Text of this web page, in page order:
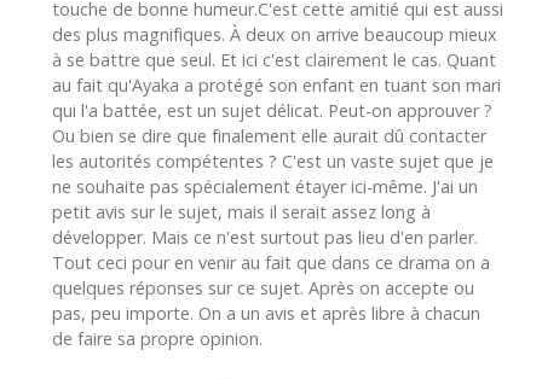
touche de bonne humeur.C'est cette amitié qui est aussi
des plus magnifiques. À deux on arrive beaucoup mieux
à se battre que seul. Et ici c'est clairement le cas. Quant
au fait qu'Ayaka a protégé son enfant en tuant son mari
qui l'a battée, est un sujet délicat. Peut-on approuver ?
Ou bien se dire que finalement elle aurait dû contacter
les autorités compétentes ? C'est un vaste sujet que je
ne souhaite pas spécialement étayer ici-même. J'ai un
petit avis sur le sujet, mais il serait assez long à
développer. Mais ce n'est surtout pas lieu d'en parler.
Tout ceci pour en venir au fait que dans ce drama on a
quelques réponses sur ce sujet. Après on accepte ou
pas, peu importe. On a un avis et après libre à chacun
de faire sa propre opinion.